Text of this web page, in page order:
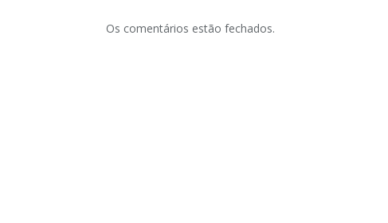
Os comentários estão fechados.